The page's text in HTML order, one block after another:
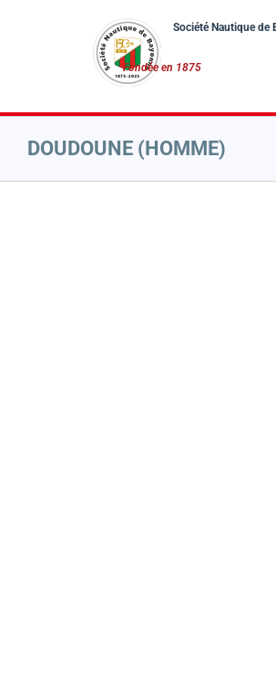
DOUDOUNE (HOMME)